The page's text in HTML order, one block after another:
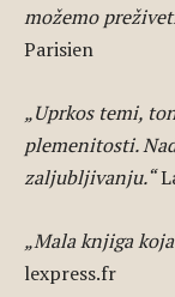
možemo
Parisien
„Uprkos temi,
plemenitosti.
zaljubljivanju.“
„Mala knjiga
lexpress.fr